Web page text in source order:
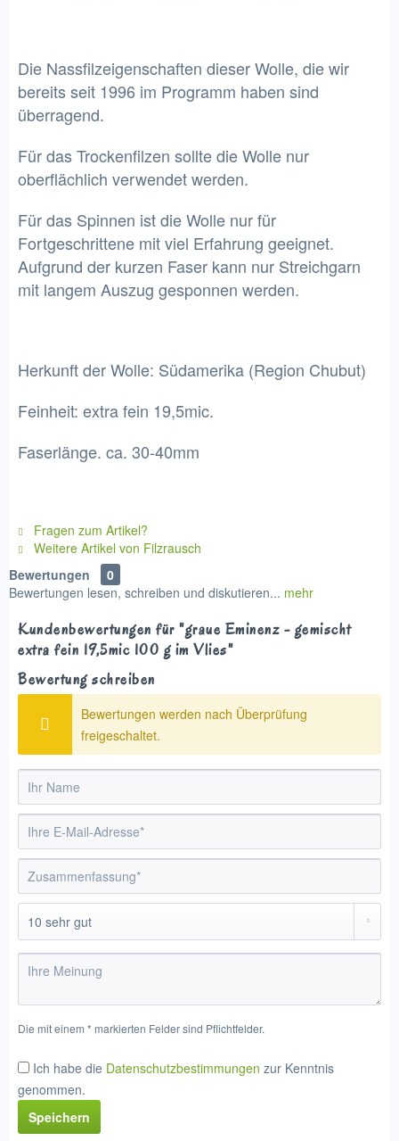
Die Nassfilzeigenschaften dieser Wolle, die wir
bereits seit 1996 im Programm haben sind
überragend.
Für das Trockenfilzen sollte die Wolle nur
oberflächlich verwendet werden.
Für das Spinnen ist die Wolle nur für
Fortgeschrittene mit viel Erfahrung geeignet.
Aufgrund der kurzen Faser kann nur Streichgarn
mit langem Auszug gesponnen werden.
Herkunft der Wolle: Südamerika (Region Chubut)
Feinheit: extra fein 19,5mic.
Faserlänge. ca. 30-40mm
Fragen zum Artikel?
Weitere Artikel von Filzrausch
Bewertungen
0
Bewertungen lesen, schreiben und diskutieren... mehr
Kundenbewertungen für "graue Eminenz - gemischt
extra fein 19,5mic 100 g im Vlies"
Bewertung schreiben
Bewertungen werden nach Überprüfung
freigeschaltet.
Die mit einem * markierten Felder sind Pflichtfelder.
Ich habe die Datenschutzbestimmungen zur Kenntnis
genommen.
Speichern